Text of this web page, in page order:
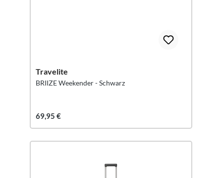
Travelite
BRIIZE Weekender - Schwarz
69,95 €